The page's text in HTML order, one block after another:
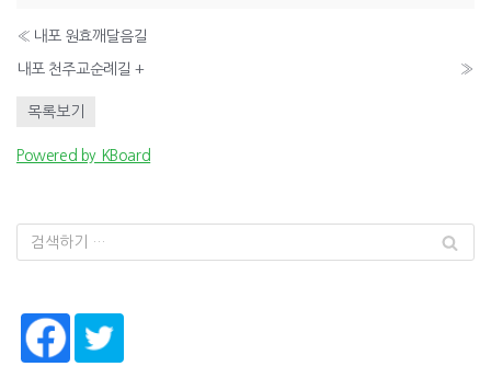
« 내포 원효깨달음길
내포 천주교순례길 + »
목록보기
Powered by KBoard